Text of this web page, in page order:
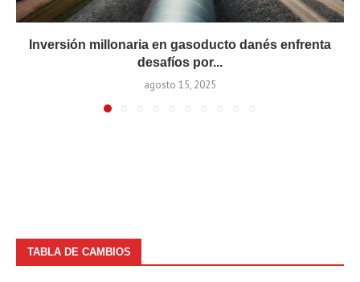
Inversión millonaria en gasoducto danés enfrenta
desafíos por...
agosto 15, 2025
TABLA DE CAMBIOS